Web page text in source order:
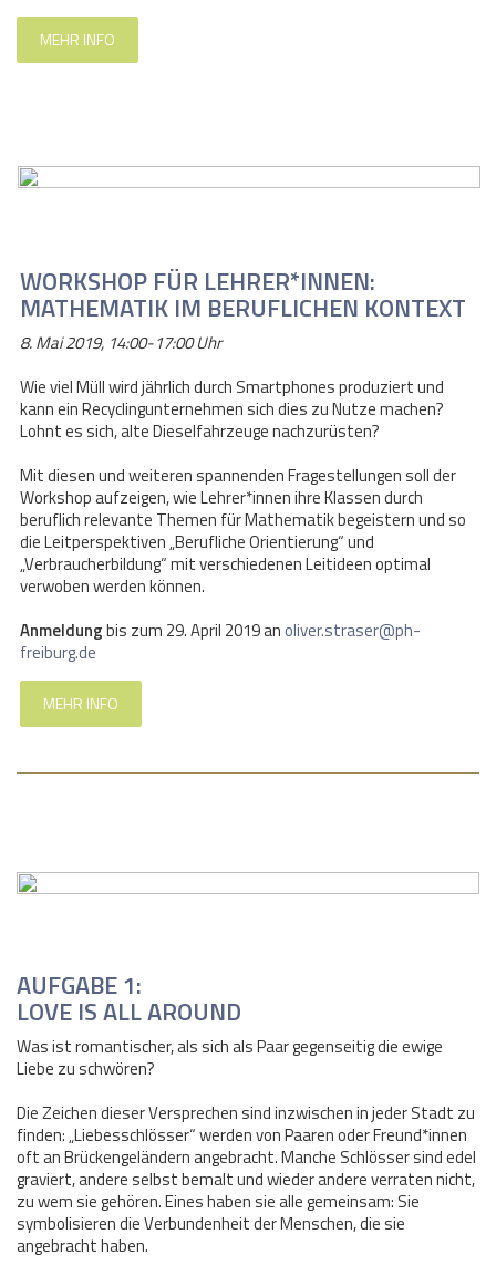
MEHR INFO
WORKSHOP FÜR LEHRER*INNEN:
MATHEMATIK IM BERUFLICHEN KONTEXT
8. Mai 2019, 14:00-17:00 Uhr
Wie viel Müll wird jährlich durch Smartphones produziert und
kann ein Recyclingunternehmen sich dies zu Nutze machen?
Lohnt es sich, alte Dieselfahrzeuge nachzurüsten?
Mit diesen und weiteren spannenden Fragestellungen soll der
Workshop aufzeigen, wie Lehrer*innen ihre Klassen durch
beruflich relevante Themen für Mathematik begeistern und so
die Leitperspektiven „Berufliche Orientierung“ und
„Verbraucherbildung“ mit verschiedenen Leitideen optimal
verwoben werden können.
Anmeldungbis zum 29. April 2019 anoliver.straser@ph-
freiburg.de
MEHR INFO
AUFGABE 1:
LOVE IS ALL AROUND
Was ist romantischer, als sich als Paar gegenseitig die ewige
Liebe zu schwören?
Die Zeichen dieser Versprechen sind inzwischen in jeder Stadt zu
finden: „Liebesschlösser“ werden von Paaren oder Freund*innen
oft an Brückengeländern angebracht. Manche Schlösser sind edel
graviert, andere selbst bemalt und wieder andere verraten nicht,
zu wem sie gehören. Eines haben sie alle gemeinsam: Sie
symbolisieren die Verbundenheit der Menschen, die sie
angebracht haben.